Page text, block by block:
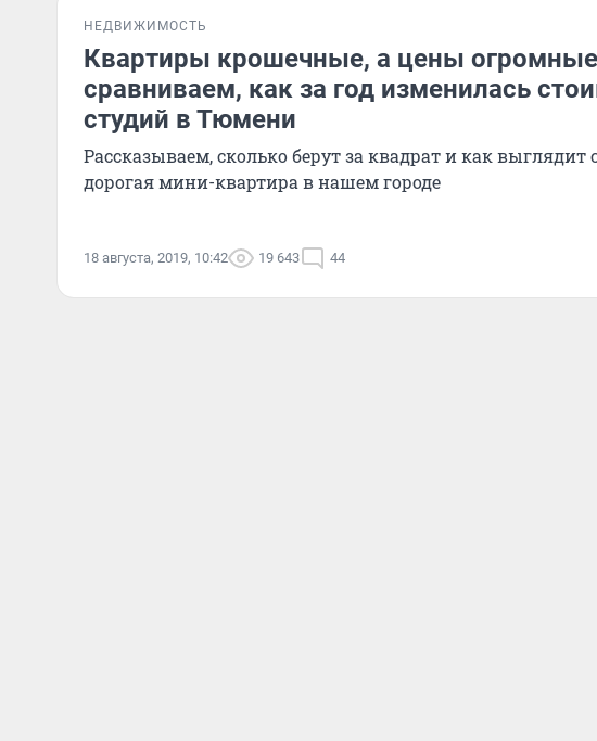
НЕДВИЖИМОСТЬ
Квартиры крошечные, а цены
сравниваем, как за год изменилась
студий в Тюмени
Рассказываем, сколько берут за квадрат и как выглядит
дорогая мини-квартира в нашем городе
18 августа, 2019, 10:42 19 643 44